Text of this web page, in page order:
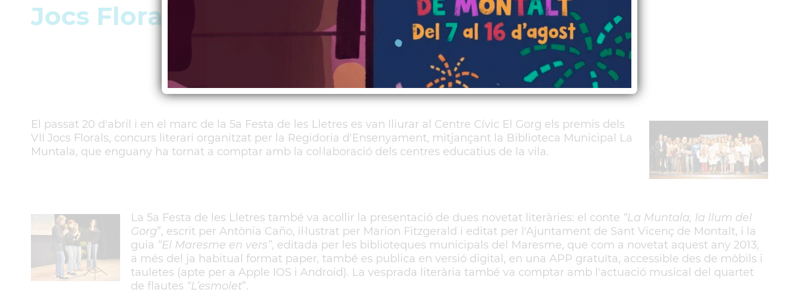
Jocs Florals
La 5a Festa de les Lletres en un clic
El passat 20 d'abril i en el marc de la 5a Festa de les Lletres es van lliurar al Centre Cívic El Gorg els premis dels
VII Jocs Florals, concurs literari organitzat per la Regidoria d'Ensenyament, mitjançant la Biblioteca Municipal La
Muntala, que enguany ha tornat a comptar amb la col·laboració dels centres educatius de la vila.
La 5a Festa de les Lletres també va acollir la presentació de dues novetat literàries: el conte “La Muntala, la llum del
Gorg”, escrit per Antònia Caño, il·lustrat per Marion Fitzgerald i editat per l'Ajuntament de Sant Vicenç de Montalt, i la
guia “El Maresme en vers”, editada per les biblioteques municipals del Maresme, que com a novetat aquest any 2013,
a més del ja habitual format paper, també es publica en versió digital, en una APP gratuïta, accessible des de mòbils i
tauletes (apte per a Apple IOS i Android). La vesprada literària també va comptar amb l'actuació musical del quartet
de flautes “L’esmolet”.